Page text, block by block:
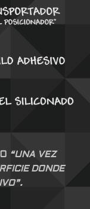
“UNA VEZ
DONDE